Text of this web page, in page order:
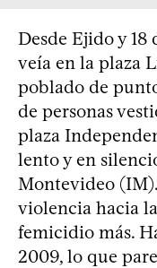
Desde Ejido y
veía en la plaza
poblado de
de personas
plaza
lento y en
Montevideo
violencia hacia
femicidio más.
2009, lo que